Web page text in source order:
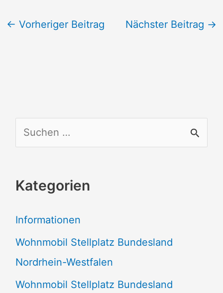
← Vorheriger Beitrag Nächster Beitrag →
u
h
n
n
a
c
Kategorien
Informationen
Wohnmobil Stellplatz Bundesland
Nordrhein-Westfalen
Wohnmobil Stellplatz Bundesland